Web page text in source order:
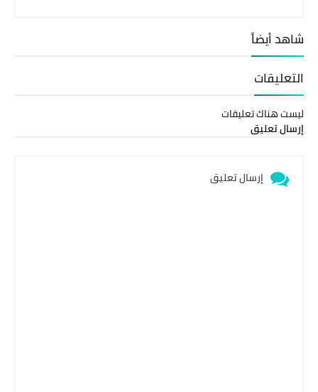
شاهد أيضاً
التعليقات
ليست هناك تعليقات
إرسال تعليق
إرسال تعليق